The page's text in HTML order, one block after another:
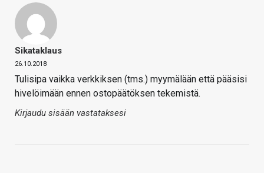
Sikataklaus
26.10.2018
Tulisipa vaikka verkkiksen (tms.) myymälään että pääsisi
hivelöimään ennen ostopäätöksen tekemistä.
Kirjaudu sisään vastataksesi